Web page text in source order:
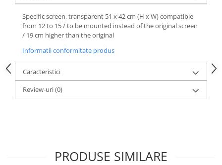
Specific screen, transparent 51 x 42 cm (H x W) compatible
from 12 to 15 / to be mounted instead of the original screen
/ 19 cm higher than the original
Informatii conformitate produs
Caracteristici
Review-uri(0)
PRODUSE SIMILARE